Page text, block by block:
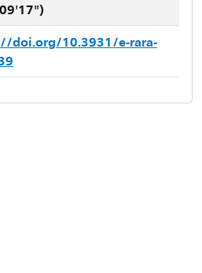
doi.org/10.3931/e-rara-